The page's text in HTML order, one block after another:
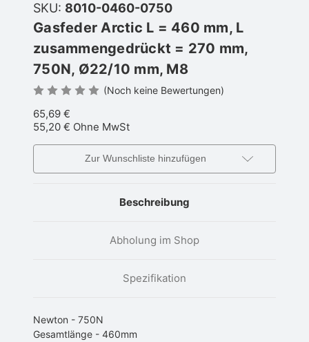
SKU: 8010-0460-0750
Gasfeder Arctic L = 460 mm, L
zusammengedrückt = 270 mm,
750N, Ø22/10 mm, M8
(Noch keine Bewertungen)
65,69 €
55,20 € Ohne MwSt
Zur Wunschliste hinzufügen
Beschreibung
Abholung im Shop
Spezifikation
Newton - 750N
Gesamtlänge - 460mm